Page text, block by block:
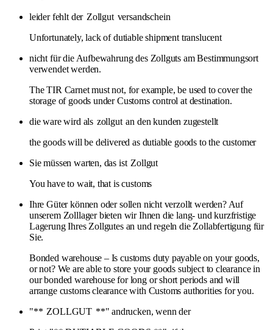
leider fehlt der Zollgut versandschein
Unfortunately, lack of dutiable shipment translucent
nicht für die Aufbewahrung des Zollguts am Bestimmungsort
verwendet werden.
The TIR Carnet must not, for example, be used to cover the
storage of goods under Customs control at destination.
die ware wird als zollgut an den kunden zugestellt
the goods will be delivered as dutiable goods to the customer
Sie müssen warten, das ist Zollgut
You have to wait, that is customs
Ihre Güter können oder sollen nicht verzollt werden? Auf
unserem Zolllager bieten wir Ihnen die lang- und kurzfristige
Lagerung Ihres Zollgutes an und regeln die Zollabfertigung für
Sie.
Bonded warehouse – Is customs duty payable on your goods,
or not? We are able to store your goods subject to clearance in
our bonded warehouse for long or short periods and will
arrange customs clearance with Customs authorities for you.
"** ZOLLGUT **" andrucken, wenn der